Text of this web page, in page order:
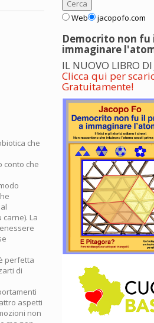
che
conto che
La
perfetta
di
aspetti
non
Web jacopofo.com
Democrito non fu
immaginare
IL NUOVO LIBRO DI
Clicca qui per
Gratuitamente!